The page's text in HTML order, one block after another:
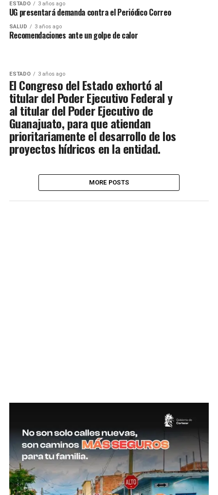
ESTADO 3 años ago
UG presentará demanda contra el Periódico Correo
SALUD 3 años ago
Recomendaciones ante un golpe de calor
ESTADO 3 años ago
El Congreso del Estado exhortó al
titular del Poder Ejecutivo Federal y
al titular del Poder Ejecutivo de
Guanajuato, para que atiendan
prioritariamente el desarrollo de los
proyectos hídricos en la entidad.
MORE POSTS